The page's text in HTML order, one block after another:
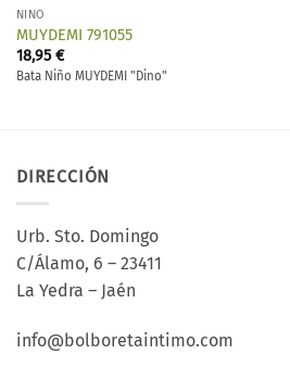
NIÑO
MUYDEMI 791055
18,95€
Bata Niño MUYDEMI "Dino"
DIRECCIÓN
Urb. Sto. Domingo
C/Álamo, 6 – 23411
La Yedra – Jaén
info@bolboretaintimo.com